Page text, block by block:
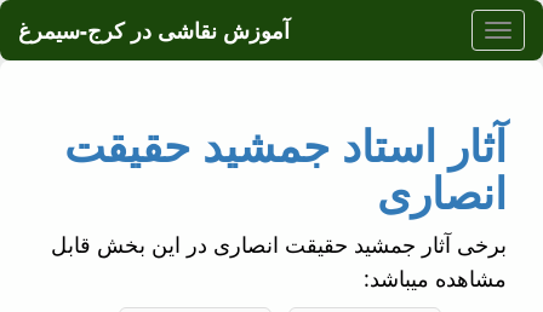
آموزش نقاشی در کرج-سیمرغ
آثار استاد جمشید حقیقت
انصاری
برخی آثار جمشید حقیقت انصاری در این بخش قابل
مشاهده میباشد: